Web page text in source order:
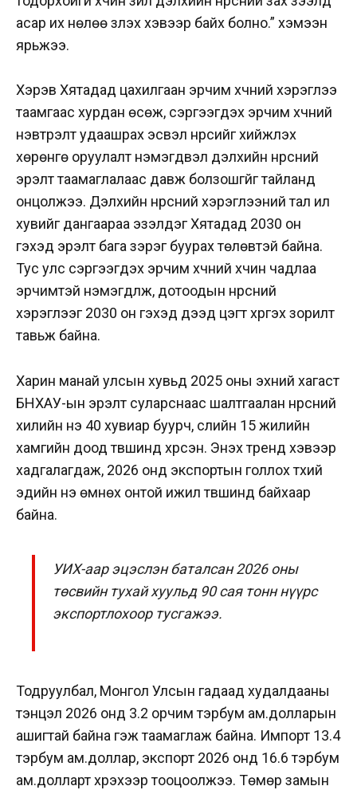
асар их нөлөө үзүүлэх хэвээр байх болно.” хэмээн
ярьжээ.
Хэрэв Хятадад цахилгаан эрчим хүчний хэрэглээ
таамгаас хурдан өсөж, сэргээгдэх эрчим хүчний
нэвтрэлт удаашрах эсвэл нүүрсийг хийжүүлэх
хөрөнгө оруулалт нэмэгдвэл дэлхийн нүүрсний
эрэлт таамаглалаас давж болзошгүйг тайланд
онцолжээ. Дэлхийн нүүрсний хэрэглээний тал илүү
хувийг дангаараа эзэлдэг Хятадад 2030 он
гэхэд эрэлт бага зэрэг буурах төлөвтэй байна.
Тус улс сэргээгдэх эрчим хүчний хүчин чадлаа
эрчимтэй нэмэгдүүлж, дотоодын нүүрсний
хэрэглээг 2030 он гэхэд дээд цэгт хүргэх зорилт
тавьж байна.
Харин манай улсын хувьд 2025 оны эхний хагаст
БНХАУ-ын эрэлт суларснаас шалтгаалан нүүрсний
хилийн үнэ 40 хувиар буурч, сүүлийн 15 жилийн
хамгийн доод түвшинд хүрсэн. Энэхүү тренд хэвээр
хадгалагдаж, 2026 онд экспортын голлох түүхий
эдийн үнэ өмнөх онтой ижил түвшинд байхаар
байна.
УИХ-аар эцэслэн баталсан 2026 оны
төсвийн тухай хуульд 90 сая тонн нүүрс
экспортлохоор тусгажээ.
Тодруулбал, Монгол Улсын гадаад худалдааны
тэнцэл 2026 онд 3.2 орчим тэрбум ам.долларын
ашигтай байна гэж таамаглаж байна. Импорт 13.4
тэрбум ам.доллар, экспорт 2026 онд 16.6 тэрбум
ам.долларт хүрэхээр тооцоолжээ. Төмөр замын